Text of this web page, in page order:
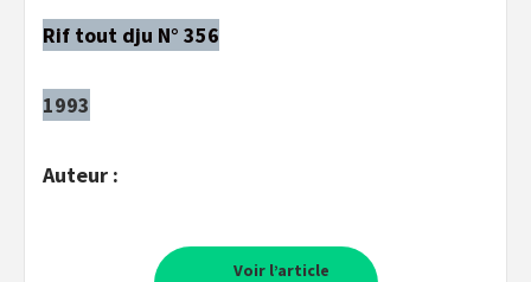
Rif tout dju N° 356
1993
Auteur :
Voir l’article